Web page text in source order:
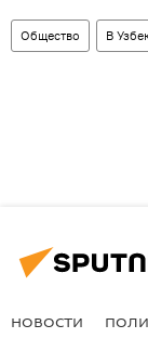
Общество В
НОВОСТИ